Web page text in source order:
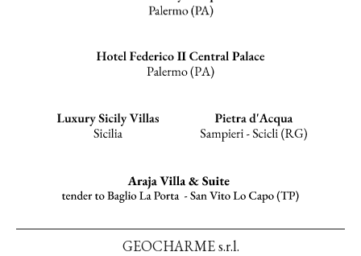
GEOCHARME s.r.l.